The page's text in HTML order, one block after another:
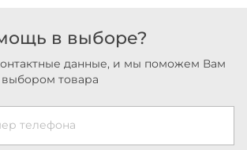
в выборе?
данные, и мы поможем Вам
товара
телефона